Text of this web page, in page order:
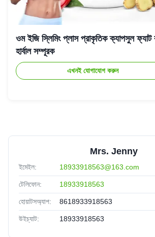
ওম ইজি স্লিমিং প্লাস প্রাকৃতিক ক্যাপসুল ফ্যাট
হার্বাল সম্পূরক
এখনই যোগাযোগ করুন
Mrs. Jenny
ইমেইল: 18933918563@163.com
টেলিফোন: 18933918563
হোয়াটসঅ্যাপ: 8618933918563
উইচ্যাট: 18933918563